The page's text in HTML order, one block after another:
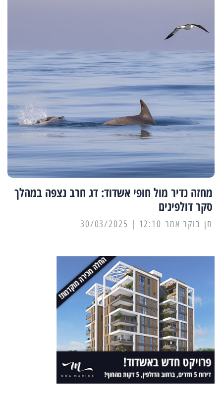
מחזה נדיר מול חופי אשדוד: דג חרב נצפה במהלך
סקר דולפינים
12:10 | 30/03/2025